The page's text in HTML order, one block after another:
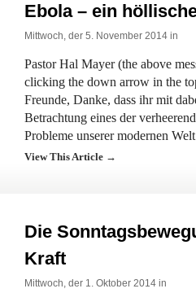
Ebola – ein
Mittwoch, der 5. November 2014 in
Pastor Hal Mayer (the above
clicking the down arrow in the
Freunde, Danke, dass ihr mit
Betrachtung eines der
Probleme unserer modernen
View This Article →
Die
Kraft
Mittwoch, der 1. Oktober 2014 in